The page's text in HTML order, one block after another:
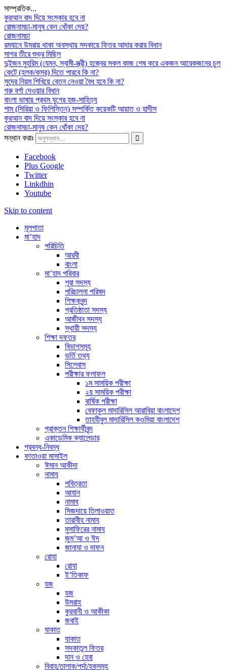
সাম্প্রতিক...
কুরআন বাদ দিয়ে সংস্কার হবে না
রোজনামচা-মানুষ কেন ধোঁকা দেয়?
রোজনামচা
রমযানে উমরায় থাকা অবস্থায় সদকায়ে ফিতর আদার করার বিধান
সাগর তীরে শুভ্র মিছিল
দুইজন মুহরিম (যেমন, স্বামী-স্ত্রী) হজ্বের সকল কাজ শেষ করে একজন আরেকজনের চুল
কেটে (হলক/কসর) দিতে পারবে কি না?
সুদের নিয়ম শিখিয়ে বেতন নেওয়া বৈধ হবে কি না?
গরু বর্গা দেওয়ার বিধান
বাংলা ভাষায় প্রথম যুগের হজ-সাহিত্য
শাম (সিরিয়া ও ফিলিস্তিন) সম্পর্কিত কয়েকটি আয়াত ও হাদীস
কুরআন বাদ দিয়ে সংস্কার হবে না
রোজনামচা-মানুষ কেন ধোঁকা দেয়?
সন্ধান করাঃ
Facebook
Plus Google
Twitter
Linkdhin
Youtube
Skip to content
মূলপাতা
মা’হাদ
পরিচিতি
আরবী
বাংলা
মা’হাদ পরিবার
শূরা সদস্য
পরিচালনা পরিষদ
শিক্ষকবৃন্দ
প্রতিষ্ঠাতা সদস্য
আজীবন সদস্য
স্থায়ী সদস্য
শিক্ষা দফতর
বিভাগসমূহ
ভর্তি তথ্য
সিলেবাস
পরীক্ষার ফলাফল
১ম সাময়িক পরীক্ষা
২য় সাময়িক পরীক্ষা
বার্ষিক পরীক্ষা
বেফাকুল মাদারিসিল আরাবিয়া বাংলাদেশ
তাহযীবুল মাদারিসিল কওমিয়া বাংলাদেশ
প্রাক্তন শিক্ষার্থীবৃন্দ
একাডেমিক ক্যালেন্ডার
প্রবন্ধ-নিবন্ধ
ফাতাওয়া মাসাইল
ঈমান আকীদা
নামায
পবিত্রতা
আযান
নামায
সিজদায়ে তিলাওয়াত
তারাবীহ নামায
মুসাফিরের নামায
জুম’আ ও ঈদ
জানাযা ও দাফন
রোযা
রোযা
ই’তিকাফ
হজ
হজ
উমরাহ
কুরবানী ও আকীকা
জবাই
যাকাত
যাকাত
সদকাতুল ফিতর
দান ও হেবা
বিবাহ/তালাক/পর্দা/হকসমূহ